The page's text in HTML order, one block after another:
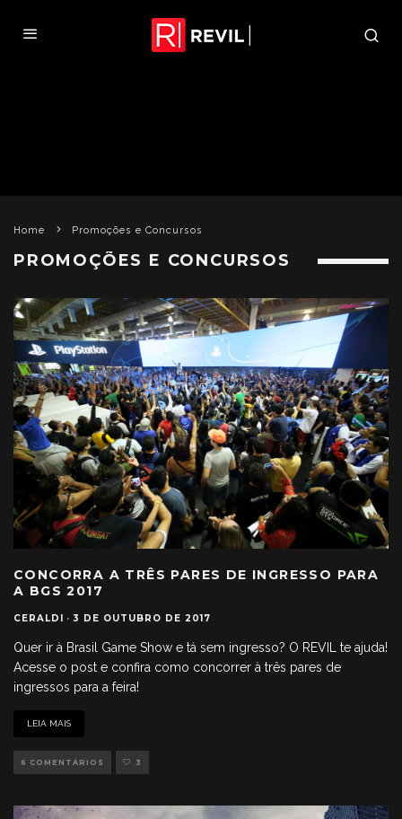
Home Promoções e Concursos
PROMOÇÕES E CONCURSOS
CONCORRA A TRÊS PARES DE INGRESSO PARA
A BGS 2017
CERALDI · 3 DE OUTUBRO DE 2017
Quer ir à Brasil Game Show e tá sem ingresso? O REVIL te ajuda!
Acesse o post e confira como concorrer à três pares de
ingressos para a feira!
LEIA MAIS
6 COMENTÁRIOS 3